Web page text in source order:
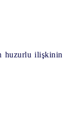
huzurlu ilişkinin